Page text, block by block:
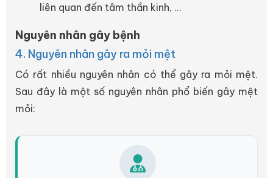
liên quan đến tâm thần kinh, ...
Nguyên nhân gây bệnh
4. Nguyên nhân gây ra mỏi mệt
Có rất nhiều nguyên nhân có thể gây ra mỏi mệt.
Sau đây là một số nguyên nhân phổ biến gây mệt
mỏi: